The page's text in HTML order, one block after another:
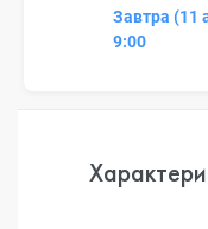
Завтра (11
9:00